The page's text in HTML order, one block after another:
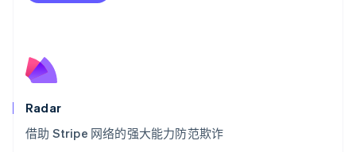
Radar
借助 Stripe 网络的强大能力防范欺诈
斯洛文尼亚
English
ไทย
希腊
English